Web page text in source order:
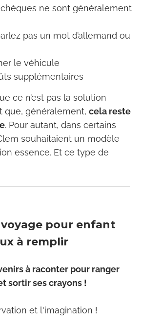
ne sont généralement
pas un mot d’allemand ou
le véhicule
supplémentaires
ce n’est pas la solution
que, généralement, cela reste
. Pour autant, dans certains
souhaitaient un modèle
essence. Et ce type de
pour enfant
à remplir
à raconter pour ranger
sortir ses crayons !
et l'imagination !